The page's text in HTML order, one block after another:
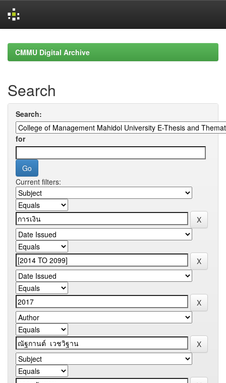
navigationCMMU Digital Archive
Search
Search:
for
Current filters: